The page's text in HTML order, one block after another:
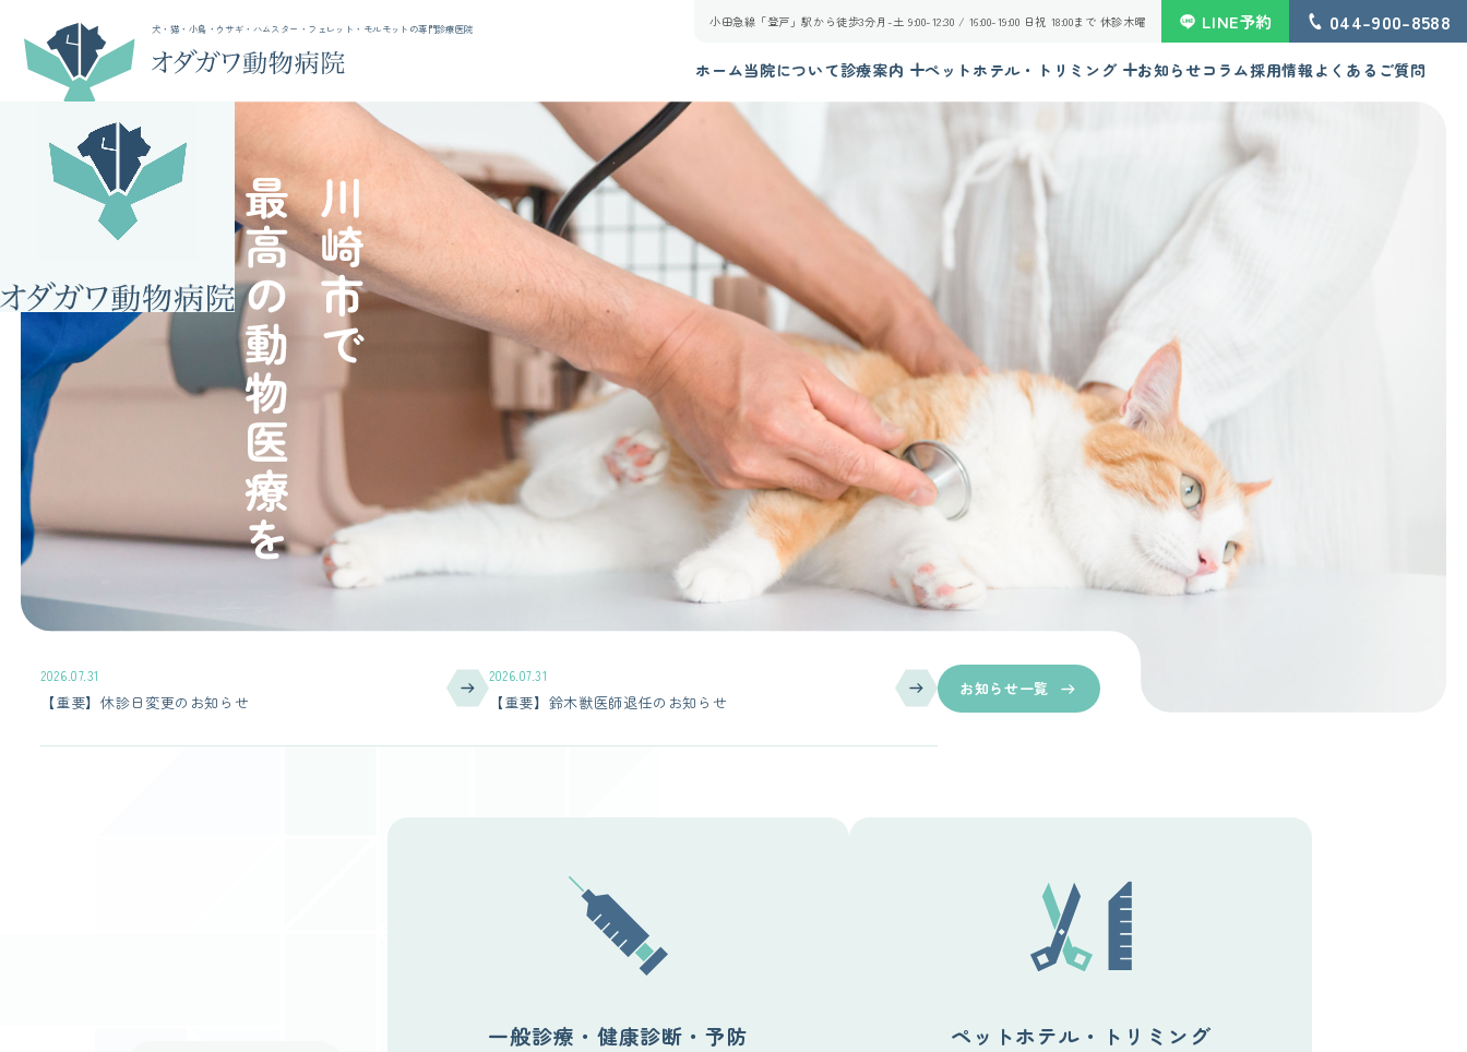
犬・猫・小鳥・ウサギ・ハムスター・フェレット・モルモットの専門診療医院 小田急線「登戸」駅から徒歩3分月-土 9:00-12:30 / 16:00-19:00 日祝 18:00まで 休診木曜 LINE予約 044-900-8588
ホーム当院について診療案内 ペットホテル・トリミング お知らせコラム採用情報よくあるご質問
2026.07.31
【重要】休診日変更のお知らせ
2026.07.31
【重要】鈴木獣医師退任のお知らせ
お知らせ一覧
一般診療・ 健康診断・予防 ペットホテル・ トリミング